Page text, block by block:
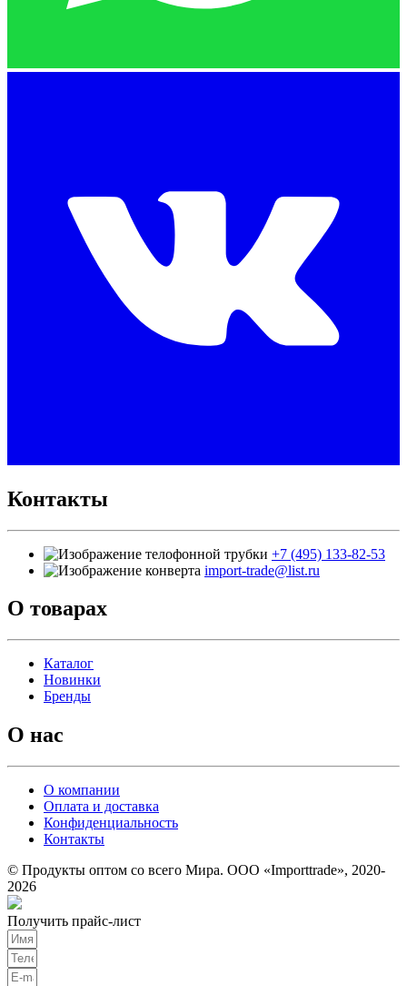
Контакты
+7 (495) 133-82-53
import-trade@list.ru
О товарах
Каталог
Новинки
Бренды
О нас
О компании
Оплата и доставка
Конфиденциальность
Контакты
© Продукты оптом со всего Мира. ООО «Importtrade», 2020-
2026
Получить прайс-лист